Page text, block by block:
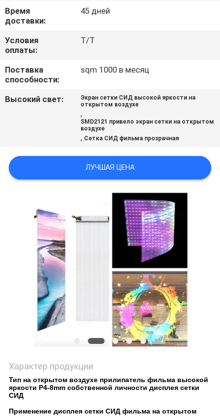
НОВОСТИ
КАРТА
САЙТА
УЕДИНЕНИЯ
Время
доставки:
45 дней
Условия
оплаты:
T/T
Поставка
способности:
sqm 1000 в месяц
Высокий свет:
Экран сетки СИД высокой яркости на
открытом воздухе
,
SMD2121 привело экран сетки на открытом
воздухе
, Сетка СИД фильма прозрачная
ЛУЧШАЯ ЦЕНА
Характер продукции
Тип на открытом воздухе прилипатель фильма высокой
яркости P4-8mm собственной личности дисплея сетки
СИД
Применение дисплея сетки СИД фильма на открытом